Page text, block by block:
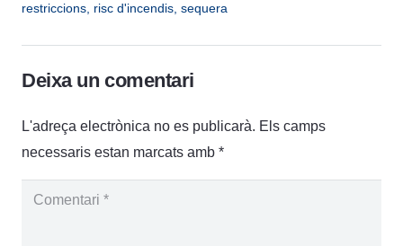
restriccions risc d'incendis sequera
Deixa un comentari
L'adreça electrònica no es publicarà. Els camps
necessaris estan marcats amb *